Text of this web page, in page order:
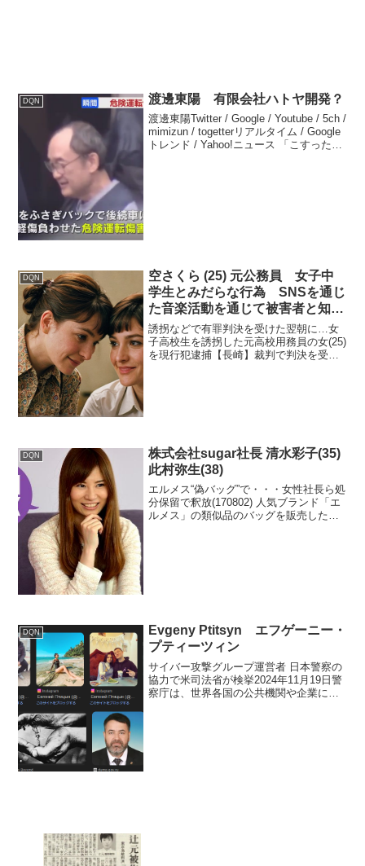
DQN 渡邊東陽 有限会社ハトヤ開発？
渡邊東陽Twitter / Google / Youtube / 5ch /
mimizun / togetterリアルタイム / Google
トレンド / Yahoo!ニュース 「こすっただ
DQN
空さくら (25) 元公務員 女子中
学生とみだらな行為 SNSを通じ
た音楽活動を通じて被害者と知り
合い、交際を開始
誘拐などで有罪判決を受けた翌朝に…女
子高校生を誘拐した元高校用務員の女(25)
を現行犯逮捕【長崎】裁判で判決を受け
DQN
株式会社sugar社長 清水彩子(35)
此村弥生(38)
エルメス“偽バッグ”で・・・女性社長ら処
分保留で釈放(170802) 人気ブランド「エ
ルメス」の類似品のバッグを販売したと
DQN
Evgeny Ptitsyn エフゲーニー・
プティーツィン
サイバー攻撃グループ運営者 日本警察の
協力で米司法省が検挙2024年11月19日警
察庁は、世界各国の公共機関や企業にサ